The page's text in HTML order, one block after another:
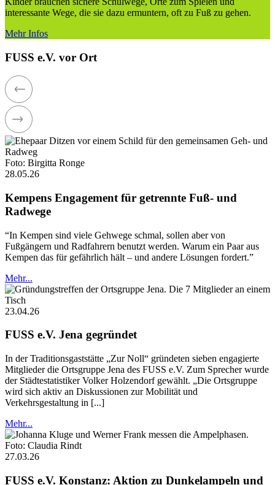
interessante Wege, die sie dazu ermuntern, oft zu Fuß zu gehen.
Mehr Infos
FUSS e.V. vor Ort
Foto: Birgitta Ronge
28.05.26
Kempens Engagement für getrennte Fuß- und
Radwege
“In Kempen sind viele Gehwege schmal, sollen aber von
Fußgängern und Radfahrern benutzt werden. Warum ein Paar aus
Kempen das für gefährlich hält – und andere Lösungen fordert.”
Mehr...
23.04.26
FUSS e.V. Jena gegründet
In der Traditionsgaststätte „Zur Noll“ gründeten sieben engagierte
Mitglieder die Ortsgruppe Jena des FUSS e.V. Zum Sprecher wurde
der Städtestatistiker Volker Holzendorf gewählt. „Die Ortsgruppe
wird sich aktiv an Diskussionen zur Mobilität und
Verkehrsgestaltung in [...]
Mehr...
Foto: Claudia Rindt
27.03.26
FUSS e.V. Konstanz: Aktion zu Dunkelampeln und